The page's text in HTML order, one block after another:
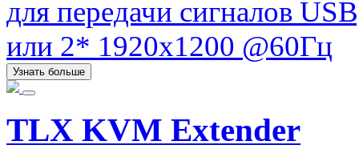
для передачи сигналов
или 2* 1920х1200 @60Гц
Узнать больше
TLX KVM Extender